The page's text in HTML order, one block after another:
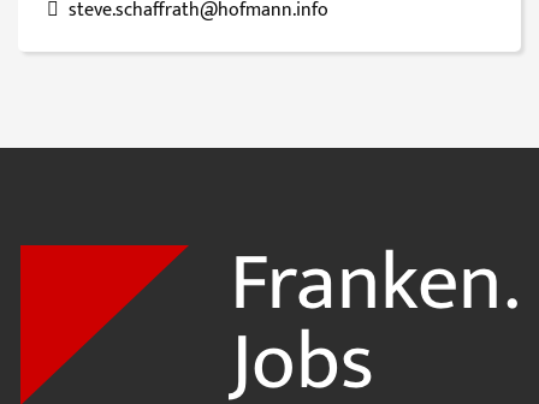
steve.schaffrath@hofmann.info